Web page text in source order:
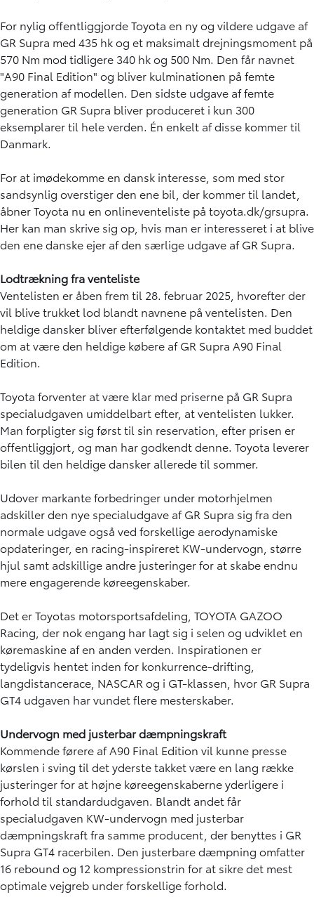
For nylig offentliggjorde Toyota en ny og vildere udgave af
GR Supra med 435 hk og et maksimalt drejningsmoment på
570 Nm mod tidligere 340 hk og 500 Nm. Den får navnet
"A90 Final Edition" og bliver kulminationen på femte
generation af modellen. Den sidste udgave af femte
generation GR Supra bliver produceret i kun 300
eksemplarer til hele verden. Én enkelt af disse kommer til
Danmark.
For at imødekomme en dansk interesse, som med stor
sandsynlig overstiger den ene bil, der kommer til landet,
åbner Toyota nu en onlineventeliste på toyota.dk/grsupra.
Her kan man skrive sig op, hvis man er interesseret i at blive
den ene danske ejer af den særlige udgave af GR Supra.
Lodtrækning fra venteliste
Ventelisten er åben frem til 28. februar 2025, hvorefter der
vil blive trukket lod blandt navnene på ventelisten. Den
heldige dansker bliver efterfølgende kontaktet med buddet
om at være den heldige købere af GR Supra A90 Final
Edition.
Toyota forventer at være klar med priserne på GR Supra
specialudgaven umiddelbart efter, at ventelisten lukker.
Man forpligter sig først til sin reservation, efter prisen er
offentliggjort, og man har godkendt denne. Toyota leverer
bilen til den heldige dansker allerede til sommer.
Udover markante forbedringer under motorhjelmen
adskiller den nye specialudgave af GR Supra sig fra den
normale udgave også ved forskellige aerodynamiske
opdateringer, en racing-inspireret KW-undervogn, større
hjul samt adskillige andre justeringer for at skabe endnu
mere engagerende køreegenskaber.
Det er Toyotas motorsportsafdeling, TOYOTA GAZOO
Racing, der nok engang har lagt sig i selen og udviklet en
køremaskine af en anden verden. Inspirationen er
tydeligvis hentet inden for konkurrence-drifting,
langdistancerace, NASCAR og i GT-klassen, hvor GR Supra
GT4 udgaven har vundet flere mesterskaber.
Undervogn med justerbar dæmpningskraft
Kommende førere af A90 Final Edition vil kunne presse
kørslen i sving til det yderste takket være en lang række
justeringer for at højne køreegenskaberne yderligere i
forhold til standardudgaven. Blandt andet får
specialudgaven KW-undervogn med justerbar
dæmpningskraft fra samme producent, der benyttes i GR
Supra GT4 racerbilen. Den justerbare dæmpning omfatter
16 rebound og 12 kompressionstrin for at sikre det mest
optimale vejgreb under forskellige forhold.